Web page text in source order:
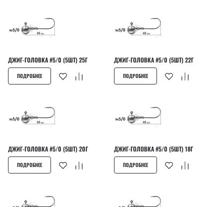
ДЖИГ-ГОЛОВКА #5/0 (5ШТ) 25Г
ПОДРОБНЕЕ
ДЖИГ-ГОЛОВКА #5/0 (5ШТ) 22Г
ПОДРОБНЕЕ
ДЖИГ-ГОЛОВКА #5/0 (5ШТ) 20Г
ПОДРОБНЕЕ
ДЖИГ-ГОЛОВКА #5/0 (5ШТ) 18Г
ПОДРОБНЕЕ